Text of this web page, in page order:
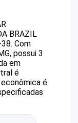
BRAZIL
. Com
possui 3
em
é
é